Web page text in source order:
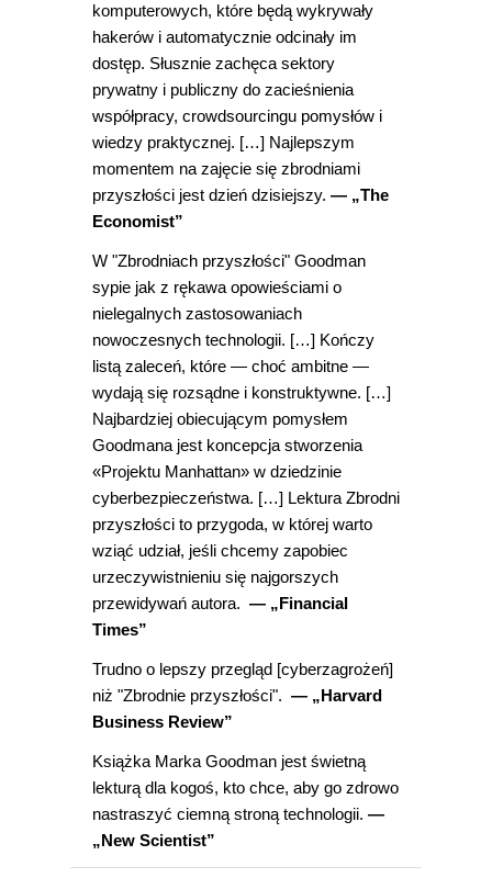
komputerowych, które będą wykrywały
hakerów i automatycznie odcinały im
dostęp. Słusznie zachęca sektory
prywatny i publiczny do zacieśnienia
współpracy, crowdsourcingu pomysłów i
wiedzy praktycznej. […] Najlepszym
momentem na zajęcie się zbrodniami
przyszłości jest dzień dzisiejszy. — „The
Economist”
W "Zbrodniach przyszłości" Goodman
sypie jak z rękawa opowieściami o
nielegalnych zastosowaniach
nowoczesnych technologii. […] Kończy
listą zaleceń, które — choć ambitne —
wydają się rozsądne i konstruktywne. […]
Najbardziej obiecującym pomysłem
Goodmana jest koncepcja stworzenia
«Projektu Manhattan» w dziedzinie
cyberbezpieczeństwa. […] Lektura Zbrodni
przyszłości to przygoda, w której warto
wziąć udział, jeśli chcemy zapobiec
urzeczywistnieniu się najgorszych
przewidywań autora. — „Financial
Times”
Trudno o lepszy przegląd [cyberzagrożeń]
niż "Zbrodnie przyszłości". — „Harvard
Business Review”
Książka Marka Goodman jest świetną
lekturą dla kogoś, kto chce, aby go zdrowo
nastraszyć ciemną stroną technologii. —
„New Scientist”